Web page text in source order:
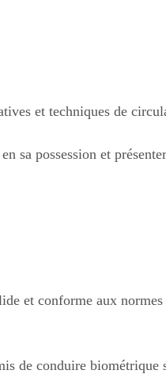
et techniques de
sa possession et
et conforme aux normes
de conduire biométrique